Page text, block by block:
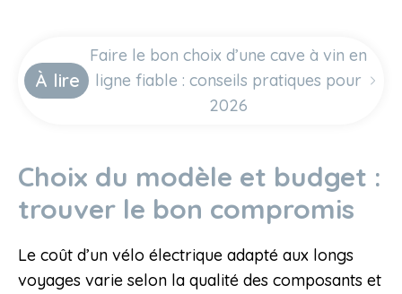
À lire
Faire le bon choix d’une cave à vin en
ligne fiable : conseils pratiques pour
2026
Choix du modèle et budget :
trouver le bon compromis
Le coût d’un vélo électrique adapté aux longs
voyages varie selon la qualité des composants et